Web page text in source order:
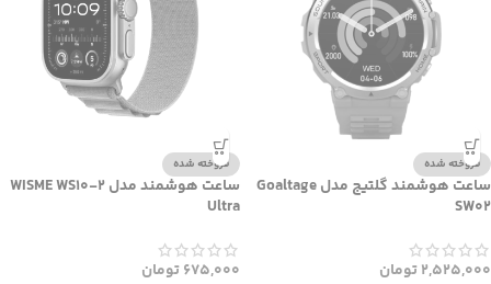
فروخته شده
ساعت هوشمند گلتیج مدل Goaltage
SW02
2,525,000تومان
فروخته شده
ساعت هوشمند مدل WISME WS10-2
Ultra
675,000تومان